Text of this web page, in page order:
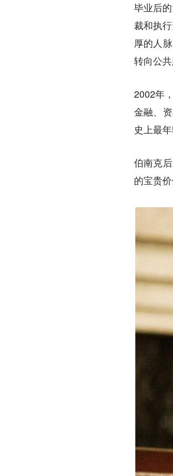
毕业后
裁和执
厚的人
转向公共
2002年
金融、
史上最
伯南克
的宝贵价